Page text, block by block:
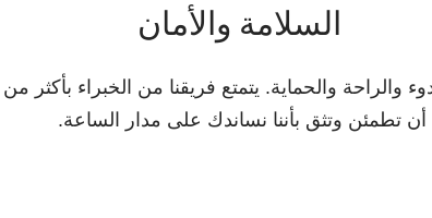
السلامة والأمان‪‎
أن تطمئن وتثق بأننا نساندك على مدار الساعة. ‬‬‬‬‬‬‬‬‬